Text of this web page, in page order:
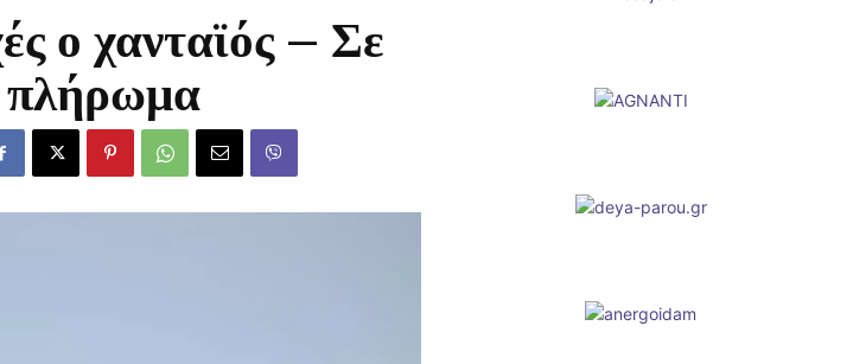
ο χανταϊός – Σε
πλήρωμα